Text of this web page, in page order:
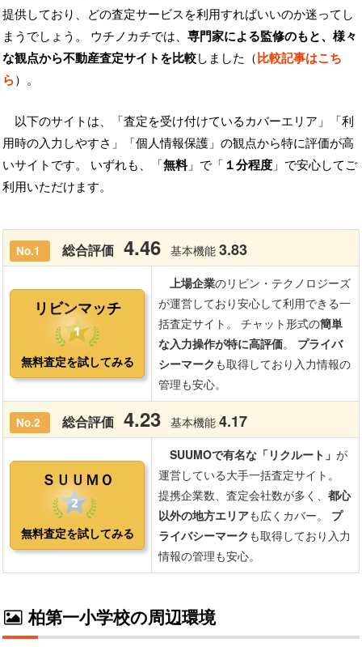
提供しており、どの査定サービスを利用すればいいのか迷ってし
まうでしょう。 ウチノカチでは、 専門家による監修のもと、様々
な観点から不動産査定サイトを比較しました（比較記事はこち
ら）。
以下のサイトは、「査定を受け付けているカバーエリア」「利
用時の入力しやすさ」「個人情報保護」の観点から特に評価が高
いサイトです。 いずれも、「無料」で「 １分程度 」で安心してご
利用いただけます。
柏第一小学校の周辺環境